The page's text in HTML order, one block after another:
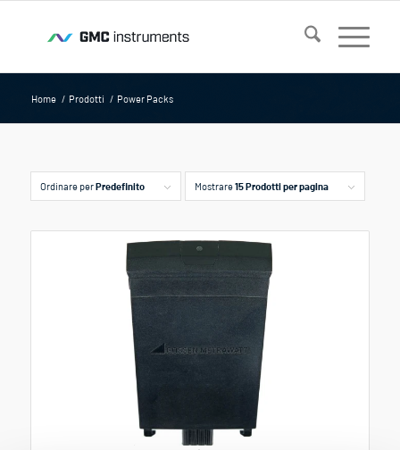
Home / Prodotti / Power Packs
Ordinare perPredefinito Mostrare15 Prodotti per pagina